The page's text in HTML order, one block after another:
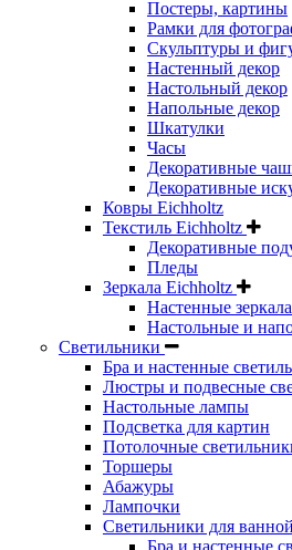
Постеры, картины
Рамки для
Скульптуры и
Настенный декор
Настольный декор
Напольные декор
Шкатулки
Часы
Декоративные
Декоративные
Ковры Eichholtz
Текстиль Eichholtz
Декоративные
Пледы
Зеркала Eichholtz
Настенные зеркала
Настольные и
Светильники
Бра и настенные
Люстры и подвесные
Настольные лампы
Подсветка для картин
Потолочные
Торшеры
Абажуры
Лампочки
Светильники для ванной
Бра и настенные